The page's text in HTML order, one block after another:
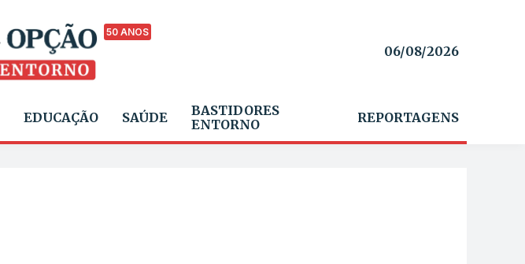
50 ANOS
06/08/2026
EDUCAÇÃO SAÚDE
BASTIDORES
ENTORNO
REPORTAGENS